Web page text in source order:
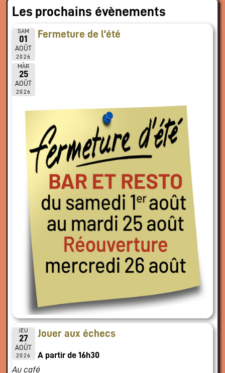
Les prochains évènements
SAM
01
AOÛT
2026
MAR
25
AOÛT
2026
Fermeture de l'été
JEU
27
AOÛT
2026
Jouer aux échecs
A partir de 16h30
Au café